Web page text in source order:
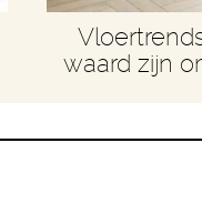
waard zijn